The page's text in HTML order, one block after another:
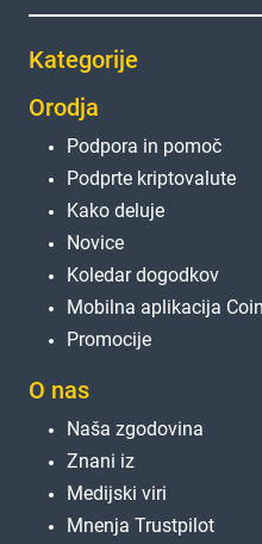
Kategorije
Orodja
Podpora in pomoč
Podprte kriptovalute
Kako deluje
Novice
Koledar dogodkov
Mobilna aplikacija
Promocije
O nas
Naša zgodovina
Znani iz
Medijski viri
Mnenja Trustpilot